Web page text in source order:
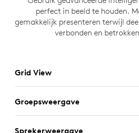
perfect in beeld te houden.
gemakkelijk presenteren terwijl
verbonden en
Grid View
Groepsweergave
Sprekerweergave